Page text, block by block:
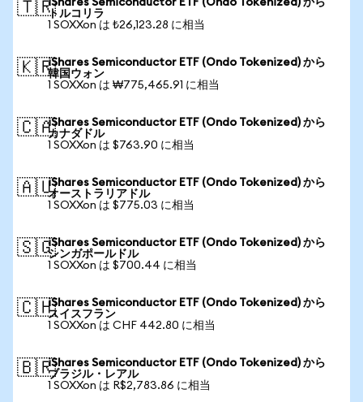
🇹🇷iShares Semiconductor ETF (Ondo Tokenized) から
トルコリラ
1 SOXXon は ₺26,123.28 に相当
🇰🇷iShares Semiconductor ETF (Ondo Tokenized) から
韓国ウォン
1 SOXXon は ₩775,465.91 に相当
🇨🇦iShares Semiconductor ETF (Ondo Tokenized) から
カナダドル
1 SOXXon は $763.90 に相当
🇦🇺iShares Semiconductor ETF (Ondo Tokenized) から
オーストラリアドル
1 SOXXon は $775.03 に相当
🇸🇬iShares Semiconductor ETF (Ondo Tokenized) から
シンガポールドル
1 SOXXon は $700.44 に相当
🇨🇭iShares Semiconductor ETF (Ondo Tokenized) から
スイスフラン
1 SOXXon は CHF 442.80 に相当
🇧🇷iShares Semiconductor ETF (Ondo Tokenized) から
ブラジル・レアル
1 SOXXon は R$2,783.86 に相当